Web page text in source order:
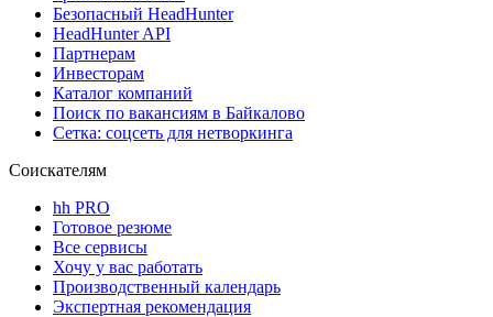
Безопасный HeadHunter
HeadHunter API
Партнерам
Инвесторам
Каталог компаний
Поиск по вакансиям в Байкалово
Сетка: соцсеть для нетворкинга
Соискателям
hh PRO
Готовое резюме
Все сервисы
Хочу у вас работать
Производственный календарь
Экспертная рекомендация